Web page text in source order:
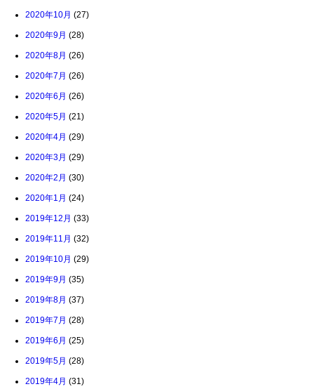
2020年10月 (27)
2020年9月 (28)
2020年8月 (26)
2020年7月 (26)
2020年6月 (26)
2020年5月 (21)
2020年4月 (29)
2020年3月 (29)
2020年2月 (30)
2020年1月 (24)
2019年12月 (33)
2019年11月 (32)
2019年10月 (29)
2019年9月 (35)
2019年8月 (37)
2019年7月 (28)
2019年6月 (25)
2019年5月 (28)
2019年4月 (31)